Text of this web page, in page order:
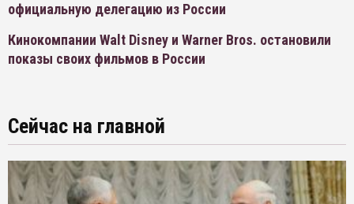
официальную делегацию из России
Кинокомпании Walt Disney и Warner Bros. остановили
показы своих фильмов в России
Сейчас на главной